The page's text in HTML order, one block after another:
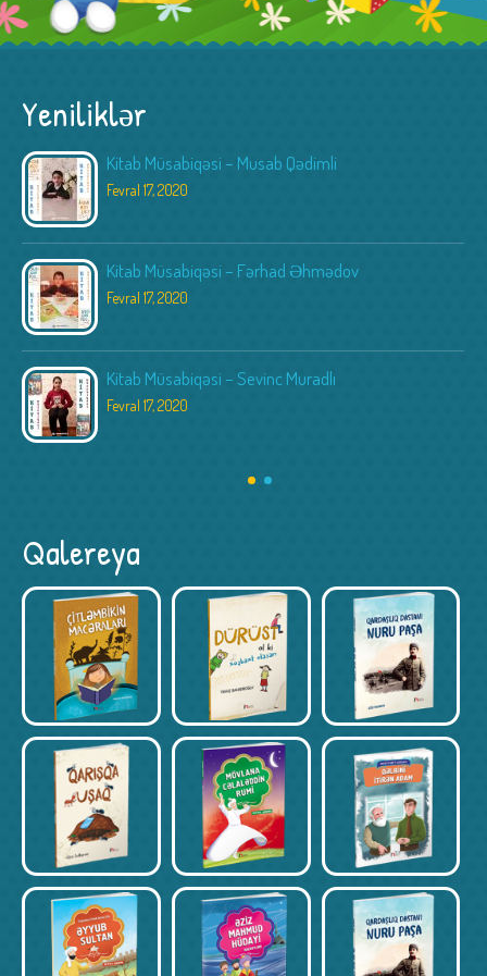
Yeniliklər
Kitab Müsabiqəsi – Musab Qədimli
Fevral 17, 2020
Kitab Müsabiqəsi – Fərhad Əhmədov
Fevral 17, 2020
Kitab Müsabiqəsi – Sevinc Muradlı
Fevral 17, 2020
Qalereya